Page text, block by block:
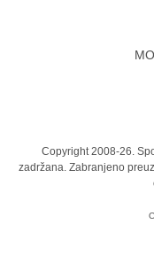
Copyright 2008-26.
zadržana. Zabranjeno